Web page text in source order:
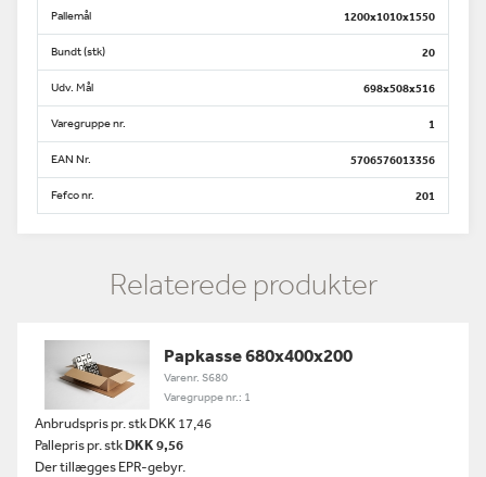
Pallemål 1200x1010x1550
Bundt (stk) 20
Udv. Mål 698x508x516
Varegruppe nr. 1
EAN Nr. 5706576013356
Fefco nr. 201
Relaterede produkter
Papkasse 680x400x200
Varenr. S680
Varegruppe nr.: 1
Anbrudspris pr. stk DKK 17,46
Pallepris pr. stkDKK 9,56
Der tillægges EPR-gebyr.